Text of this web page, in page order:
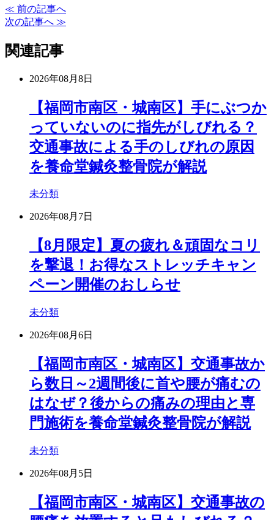
≪ 前の記事へ
次の記事へ ≫
関連記事
2026年08月8日
【福岡市南区・城南区】手にぶつか
っていないのに指先がしびれる？
交通事故による手のしびれの原因
を養命堂鍼灸整骨院が解説
未分類
2026年08月7日
【8月限定】夏の疲れ＆頑固なコリ
を撃退！お得なストレッチキャン
ペーン開催のおしらせ
未分類
2026年08月6日
【福岡市南区・城南区】交通事故か
ら数日～2週間後に首や腰が痛むの
はなぜ？後からの痛みの理由と専
門施術を養命堂鍼灸整骨院が解説
未分類
2026年08月5日
【福岡市南区・城南区】交通事故の